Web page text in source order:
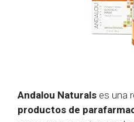
Andalou Naturals es una
productos de